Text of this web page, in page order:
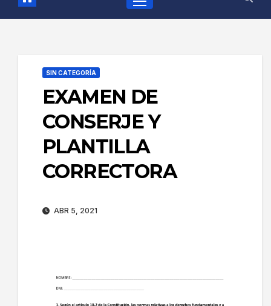
SIN CATEGORÍA
EXAMEN DE
CONSERJE Y
PLANTILLA
CORRECTORA
ABR 5, 2021